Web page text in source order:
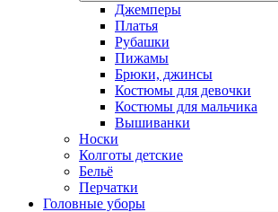
Джемперы
Платья
Рубашки
Пижамы
Брюки, джинсы
Костюмы для девочки
Костюмы для мальчика
Вышиванки
Носки
Колготы детские
Бельё
Перчатки
Головные уборы